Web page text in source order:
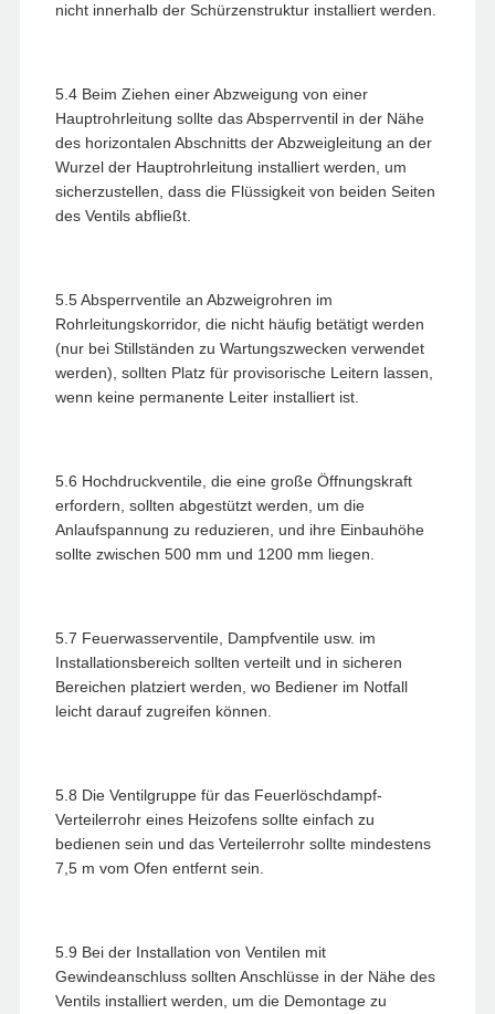
nicht innerhalb der Schürzenstruktur installiert werden.
5.4 Beim Ziehen einer Abzweigung von einer
Hauptrohrleitung sollte das Absperrventil in der Nähe
des horizontalen Abschnitts der Abzweigleitung an der
Wurzel der Hauptrohrleitung installiert werden, um
sicherzustellen, dass die Flüssigkeit von beiden Seiten
des Ventils abfließt.
5.5 Absperrventile an Abzweigrohren im
Rohrleitungskorridor, die nicht häufig betätigt werden
(nur bei Stillständen zu Wartungszwecken verwendet
werden), sollten Platz für provisorische Leitern lassen,
wenn keine permanente Leiter installiert ist.
5.6 Hochdruckventile, die eine große Öffnungskraft
erfordern, sollten abgestützt werden, um die
Anlaufspannung zu reduzieren, und ihre Einbauhöhe
sollte zwischen 500 mm und 1200 mm liegen.
5.7 Feuerwasserventile, Dampfventile usw. im
Installationsbereich sollten verteilt und in sicheren
Bereichen platziert werden, wo Bediener im Notfall
leicht darauf zugreifen können.
5.8 Die Ventilgruppe für das Feuerlöschdampf-
Verteilerrohr eines Heizofens sollte einfach zu
bedienen sein und das Verteilerrohr sollte mindestens
7,5 m vom Ofen entfernt sein.
5.9 Bei der Installation von Ventilen mit
Gewindeanschluss sollten Anschlüsse in der Nähe des
Ventils installiert werden, um die Demontage zu